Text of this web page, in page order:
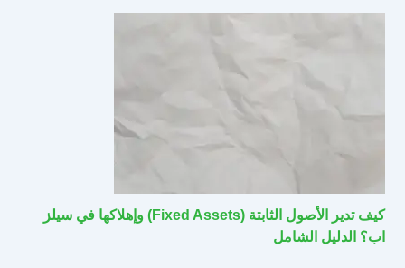
كيف تدير الأصول الثابتة (Fixed Assets) وإهلاكها في سيلز
اب؟ الدليل الشامل